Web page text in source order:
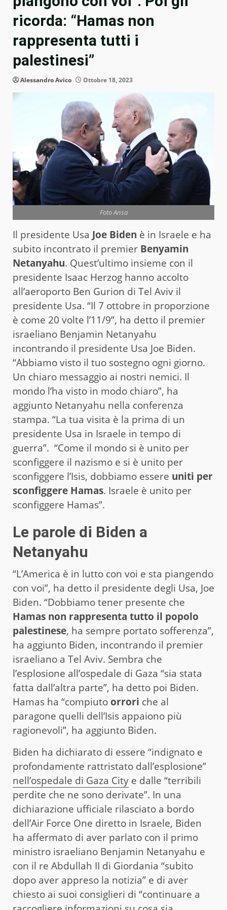
ricorda: “Hamas non
rappresenta tutti i
palestinesi”
Alessandro Avico Ottobre 18, 2023
Foto Ansa
Il presidente Usa Joe Biden è in Israele e ha
subito incontrato il premier Benyamin
Netanyahu. Quest’ultimo insieme con il
presidente Isaac Herzog hanno accolto
all’aeroporto Ben Gurion di Tel Aviv il
presidente Usa. “Il 7 ottobre in proporzione
è come 20 volte l’11/9”, ha detto il premier
israeliano Benjamin Netanyahu
incontrando il presidente Usa Joe Biden.
“Abbiamo visto il tuo sostegno ogni giorno.
Un chiaro messaggio ai nostri nemici. Il
mondo l’ha visto in modo chiaro”, ha
aggiunto Netanyahu nella conferenza
stampa. “La tua visita è la prima di un
presidente Usa in Israele in tempo di
guerra”. “Come il mondo si è unito per
sconfiggere il nazismo e si è unito per
sconfiggere l’Isis, dobbiamo essere uniti per
sconfiggere Hamas. Israele è unito per
sconfiggere Hamas”.
Le parole di Biden a
Netanyahu
“L’America è in lutto con voi e sta piangendo
con voi”, ha detto il presidente degli Usa, Joe
Biden. “Dobbiamo tener presente che
Hamas non rappresenta tutto il popolo
palestinese, ha sempre portato sofferenza”,
ha aggiunto Biden, incontrando il premier
israeliano a Tel Aviv. Sembra che
l’esplosione all’ospedale di Gaza “sia stata
fatta dall’altra parte”, ha detto poi Biden.
Hamas ha “compiuto orrori che al
paragone quelli dell’Isis appaiono più
ragionevoli”, ha aggiunto Biden.
Biden ha dichiarato di essere “indignato e
profondamente rattristato dall’esplosione”
nell’ospedale di Gaza City e dalle “terribili
perdite che ne sono derivate”. In una
dichiarazione ufficiale rilasciato a bordo
dell’Air Force One diretto in Israele, Biden
ha affermato di aver parlato con il primo
ministro israeliano Benjamin Netanyahu e
con il re Abdullah II di Giordania “subito
dopo aver appreso la notizia” e di aver
chiesto ai suoi consiglieri di “continuare a